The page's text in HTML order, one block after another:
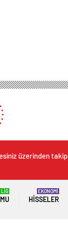
üzerinden takip
LİG
HISSELER
EKONOMİ